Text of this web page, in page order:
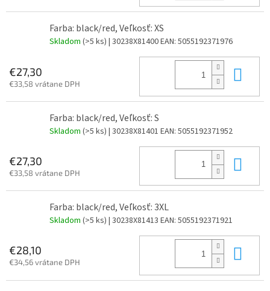
Farba: black/red, Veľkosť: XS
Skladom (>5 ks) | 30238X81400EAN: 5055192371976
€27,30
€33,58 vrátane DPH
Farba: black/red, Veľkosť: S
Skladom (>5 ks) | 30238X81401 EAN: 5055192371952
€27,30
€33,58 vrátane DPH
Farba: black/red, Veľkosť: 3XL
Skladom (>5 ks) | 30238X81413 EAN: 5055192371921
€28,10
€34,56 vrátane DPH